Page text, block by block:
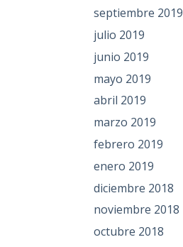
septiembre 2019
julio 2019
junio 2019
mayo 2019
abril 2019
marzo 2019
febrero 2019
enero 2019
diciembre 2018
noviembre 2018
octubre 2018